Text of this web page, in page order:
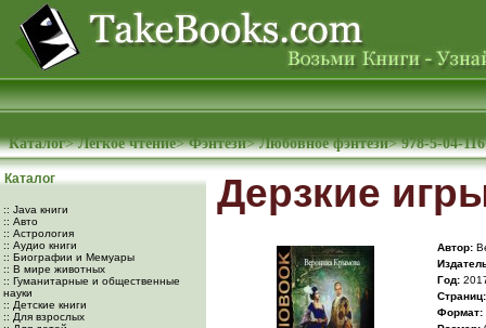
Каталог>Легкое чтение>Фэнтези>Любовное фэнтези>978-5-04-
Каталог
:: Java книги
:: Авто
:: Астрология
:: Аудио книги
:: Биографии и Мемуары
:: В мире животных
:: Гуманитарные и общественные
науки
:: Детские книги
:: Для взрослых
Дерзкие
Автор:
Год:
Cтраниц:
Формат: